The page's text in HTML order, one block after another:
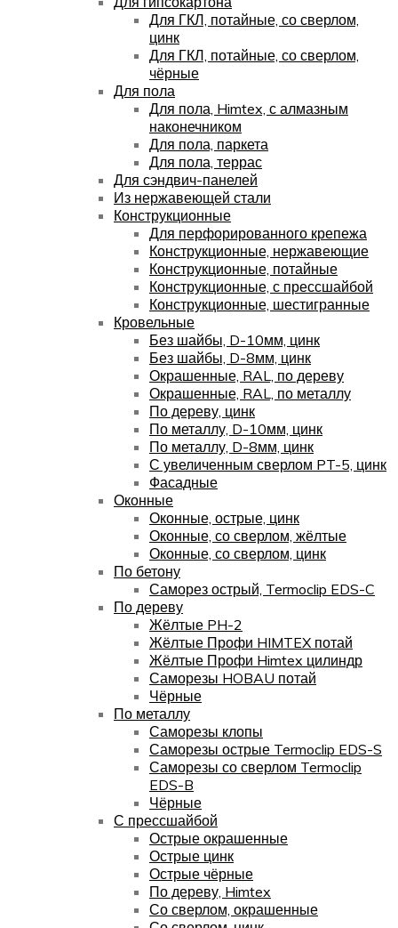
Для ГКЛ, потайные, со сверлом,
цинк
Для ГКЛ, потайные, со сверлом,
чёрные
Для пола
Для пола, Himtex, с алмазным
наконечником
Для пола, паркета
Для пола, террас
Для сэндвич-панелей
Из нержавеющей стали
Конструкционные
Для перфорированного крепежа
Конструкционные, нержавеющие
Конструкционные, потайные
Конструкционные, с прессшайбой
Конструкционные, шестигранные
Кровельные
Без шайбы, D-10мм, цинк
Без шайбы, D-8мм, цинк
Окрашенные, RAL, по дереву
Окрашенные, RAL, по металлу
По дереву, цинк
По металлу, D-10мм, цинк
По металлу, D-8мм, цинк
С увеличенным сверлом PT-5, цинк
Фасадные
Оконные
Оконные, острые, цинк
Оконные, со сверлом, жёлтые
Оконные, со сверлом, цинк
По бетону
Саморез острый, Termoclip EDS-C
По дереву
Жёлтые PH-2
Жёлтые Профи HIMTEX потай
Жёлтые Профи Himtex цилиндр
Саморезы HOBAU потай
Чёрные
По металлу
Саморезы клопы
Саморезы острые Termoclip EDS-S
Саморезы со сверлом Termoclip
EDS-B
Чёрные
С прессшайбой
Острые окрашенные
Острые цинк
Острые чёрные
По дереву, Himtex
Со сверлом, окрашенные